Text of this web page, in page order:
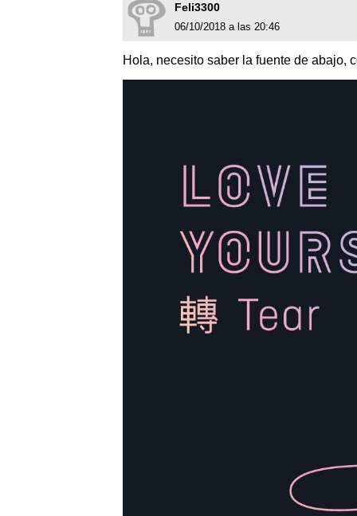
Feli3300
06/10/2018 a las 20:46
Hola, necesito saber la fuente de abajo,